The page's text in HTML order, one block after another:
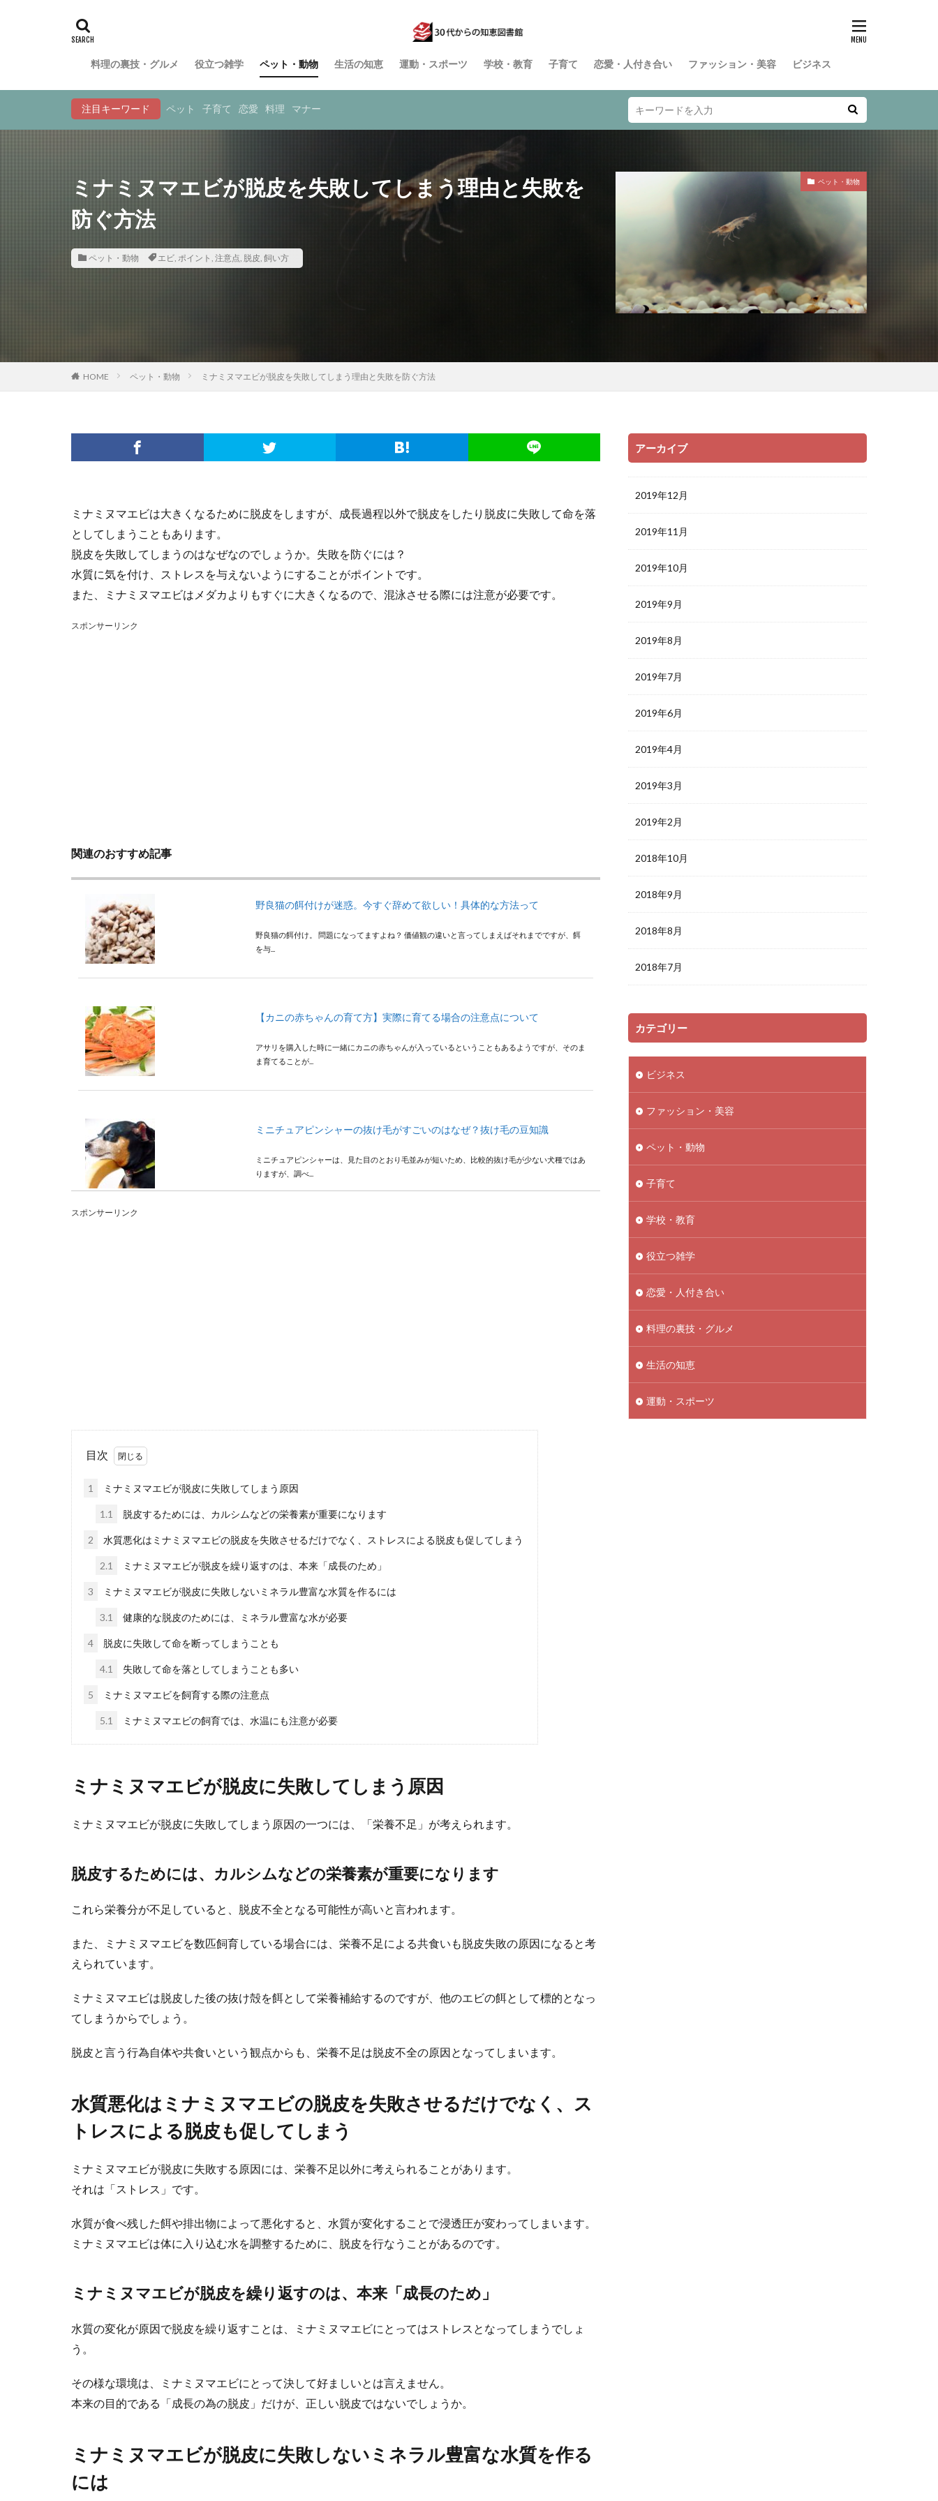
料理の裏技・グルメ 役立つ雑学 ペット・動物 生活の知恵 運動・スポーツ 学校・教育 子育て 恋愛・人付き合い ファッション・美容 ビジネス
注目キーワード ペット 子育て 恋愛 料理 マナー
ミナミヌマエビが脱皮を失敗してしまう理由と失敗を
防ぐ方法
ペット・動物 エビ, ポイント , 注意点, 脱皮, 飼い方
ペット・動物
HOME ペット・動物 ミナミヌマエビが脱皮を失敗してしまう理由と失敗を防ぐ方法
ミナミヌマエビは大きくなるために脱皮をしますが、成長過程以外で脱皮をしたり脱皮に失敗して命を落
としてしまうこともあります。
脱皮を失敗してしまうのはなぜなのでしょうか。失敗を防ぐには？
水質に気を付け、ストレスを与えないようにすることがポイントです。
また、ミナミヌマエビはメダカよりもすぐに大きくなるので、混泳させる際には注意が必要です。
スポンサーリンク
関連のおすすめ記事
野良猫の餌付けが迷惑。今すぐ辞めて欲しい！具体的な方法って
野良猫の餌付け。 問題になってますよね？ 価値観の違いと言ってしまえばそれまでですが、餌
を与...
【カニの赤ちゃんの育て方】実際に育てる場合の注意点について
アサリを購入した時に一緒にカニの赤ちゃんが入っているということもあるようですが、そのま
ま育てることが...
ミニチュアピンシャーの抜け毛がすごいのはなぜ？抜け毛の豆知識
ミニチュアピンシャーは、見た目のとおり毛並みが短いため、比較的抜け毛が少ない犬種ではあ
りますが、調べ...
猫の気になる臭い！消臭スプレーを手作りする方法をご紹介します
猫のニオイを消臭したい！ 猫ちゃんにも人間にも無害で安全な消臭スプレーを手作りしたい！
ニオ...
スズメの子供が巣から落ちて鳴いていると助けてあげたいと思いますね。 生まれたばかりのス
ズメの子...
ヘアカットの手順！失敗しない子供のミディアムヘアの切り方
お子様のヘアカットを自宅でするという方も多いと思います。しかし、その時の仕上がりによっ
金魚はヒーターでやけどをしてしまうことがあるのでしょうか？ヒーターを設置するときに気を
柴犬が洋服を嫌がる理由や慣れさせるためのコツと注意点
柴犬が洋服を嫌がるのはよくある普通のことです。柴犬以外でもはじめて洋服を着せようとして
犬用のオムツに人間の赤ちゃん用のオムツを代用するという方法があります。 犬用のオムツに
ハムスターの鳴き声がキュッキュッ！考えられる理由と対処法
ハムスターの鳴き声がキュッキュッと聞こえると、どんなことを訴えているのか飼い主としては
犬のカットを自分でしたい！セルフトリミングの手順とコツ
毛の伸びや...
す。 生...
スポンサーリンク
目次
1 ミナミヌマエビが脱皮に失敗してしまう原因
1.1 脱皮するためには、カルシムなどの栄養素が重要になります
2 水質悪化はミナミヌマエビの脱皮を失敗させるだけでなく、ストレスによる脱皮も促してしまう
2.1 ミナミヌマエビが脱皮を繰り返すのは、本来「成長のため」
3 ミナミヌマエビが脱皮に失敗しないミネラル豊富な水質を作るには
3.1 健康的な脱皮のためには、ミネラル豊富な水が必要
4 脱皮に失敗して命を断ってしまうことも
4.1 失敗して命を落としてしまうことも多い
5 ミナミヌマエビを飼育する際の注意点
5.1 ミナミヌマエビの飼育では、水温にも注意が必要
ミナミヌマエビが脱皮に失敗してしまう原因
ミナミヌマエビが脱皮に失敗してしまう原因の一つには、「栄養不足」が考えられます。
脱皮するためには、カルシムなどの栄養素が重要になります
これら栄養分が不足していると、脱皮不全となる可能性が高いと言われます。
また、ミナミヌマエビを数匹飼育している場合には、栄養不足による共食いも脱皮失敗の原因になると考
えられています。
ミナミヌマエビは脱皮した後の抜け殻を餌として栄養補給するのですが、他のエビの餌として標的となっ
てしまうからでしょう。
脱皮と言う行為自体や共食いという観点からも、栄養不足は脱皮不全の原因となってしまいます。
水質悪化はミナミヌマエビの脱皮を失敗させるだけでなく、ス
トレスによる脱皮も促してしまう
ミナミヌマエビが脱皮に失敗する原因には、栄養不足以外に考えられることがあります。
それは「ストレス」です。
水質が食べ残した餌や排出物によって悪化すると、水質が変化することで浸透圧が変わってしまいます。
ミナミヌマエビは体に入り込む水を調整するために、脱皮を行なうことがあるのです。
ミナミヌマエビが脱皮を繰り返すのは、本来「成長のため」
水質の変化が原因で脱皮を繰り返すことは、ミナミヌマエビにとってはストレスとなってしまうでしょ
う。
その様な環境は、ミナミヌマエビにとって決して好ましいとは言えません。
本来の目的である「成長の為の脱皮」だけが、正しい脱皮ではないでしょうか。
ミナミヌマエビが脱皮に失敗しないミネラル豊富な水質を作る
には
アーカイブ
2019年12月
2019年11月
2019年10月
2019年9月
2019年8月
2019年7月
2019年6月
2019年4月
2019年3月
2019年2月
2018年10月
2018年9月
2018年8月
2018年7月
カテゴリー
ビジネス
ファッション・美容
ペット・動物
子育て
学校・教育
役立つ雑学
恋愛・人付き合い
料理の裏技・グルメ
生活の知恵
運動・スポーツ